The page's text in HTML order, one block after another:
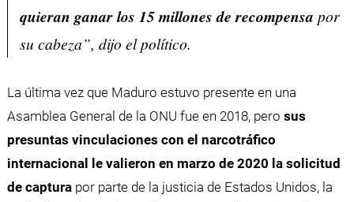
quieran ganar los 15 millones de recompensa por
su cabeza”, dijo el político.
La última vez que Maduro estuvo presente en una
Asamblea General de la ONU fue en 2018, pero sus
presuntas vinculaciones con el narcotráfico
internacional le valieron en marzo de 2020 la solicitud
de capturapor parte de la justicia de Estados Unidos, la